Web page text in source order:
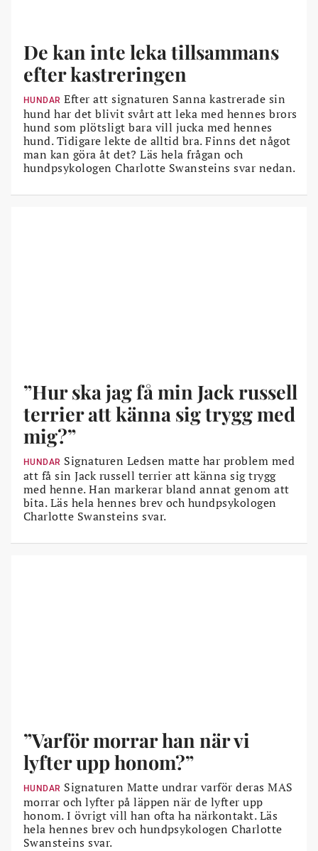
De kan inte leka tillsammans
efter kastreringen
HUNDAR Efter att signaturen Sanna kastrerade sin
hund har det blivit svårt att leka med hennes brors
hund som plötsligt bara vill jucka med hennes
hund. Tidigare lekte de alltid bra. Finns det något
man kan göra åt det? Läs hela frågan och
hundpsykologen Charlotte Swansteins svar nedan.
”Hur ska jag få min Jack russell
terrier att känna sig trygg med
mig?”
HUNDAR Signaturen Ledsen matte har problem med
att få sin Jack russell terrier att känna sig trygg
med henne. Han markerar bland annat genom att
bita. Läs hela hennes brev och hundpsykologen
Charlotte Swansteins svar.
”Varför morrar han när vi
lyfter upp honom?”
HUNDAR Signaturen Matte undrar varför deras MAS
morrar och lyfter på läppen när de lyfter upp
honom. I övrigt vill han ofta ha närkontakt. Läs
hela hennes brev och hundpsykologen Charlotte
Swansteins svar.